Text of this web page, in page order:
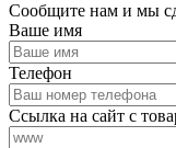
Сообщите нам и мы
Ваше имя
Телефон
Ссылка на сайт с